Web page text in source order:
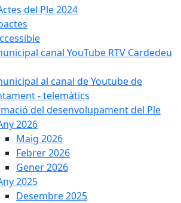
del Ple 2024
canal YouTube RTV Cardedeu
al canal de Youtube de
- telemàtics
del desenvolupament del Ple
2026
Maig 2026
Febrer 2026
Gener 2026
2025
Desembre 2025